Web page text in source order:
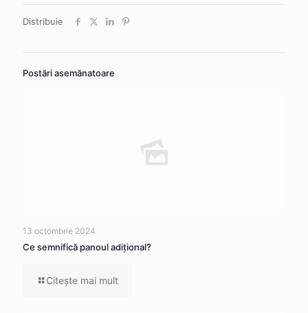
Distribuie
Postări asemănatoare
13 octombrie 2024
Ce semnifică panoul adițional?
Citeşte mai mult